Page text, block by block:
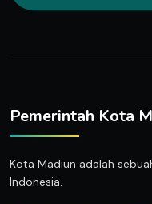
Pemerintah Kota
Kota Madiun adalah
Indonesia.